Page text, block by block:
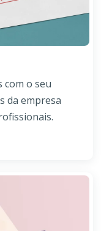
com o seu
da empresa